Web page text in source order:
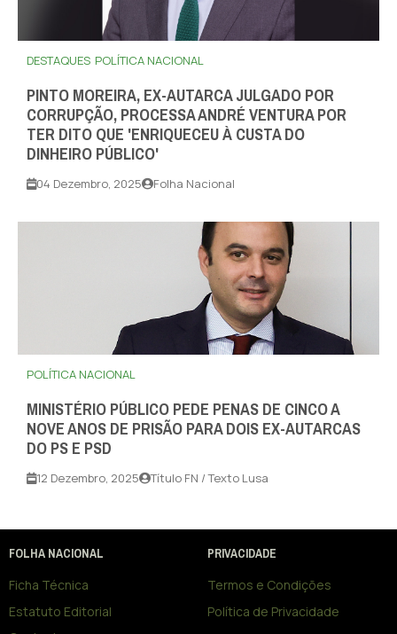
DESTAQUES POLÍTICA NACIONAL
PINTO MOREIRA, EX-AUTARCA JULGADO POR
CORRUPÇÃO, PROCESSA ANDRÉ VENTURA POR
TER DITO QUE 'ENRIQUECEU À CUSTA DO
DINHEIRO PÚBLICO'
04 Dezembro, 2025 Folha Nacional
POLÍTICA NACIONAL
MINISTÉRIO PÚBLICO PEDE PENAS DE CINCO A
NOVE ANOS DE PRISÃO PARA DOIS EX-AUTARCAS
DO PS E PSD
12 Dezembro, 2025 Título FN / Texto Lusa
FOLHA NACIONAL
Ficha Técnica
Estatuto Editorial
PRIVACIDADE
Termos e Condições
Política de Privacidade